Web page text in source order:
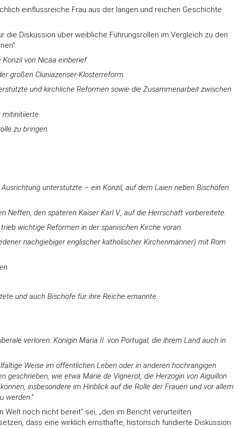
einflussreiche Frau aus der langen und reichen Geschichte
Diskussion über weibliche Führungsrollen im Vergleich zu den
von Nicäa einberief.
großen Cluniazenser-Klosterreform.
und kirchliche Reformen sowie die Zusammenarbeit zwischen
mitinitiierte.
zu bringen.
unterstützte – ein Konzil, auf dem Laien neben Bischöfen
den späteren Kaiser Karl V., auf die Herrschaft vorbereitete.
wichtige Reformen in der spanischen Kirche voran.
nachgiebiger englischer katholischer Kirchenmänner) mit Rom
und auch Bischöfe für ihre Reiche ernannte.
verloren: Königin Maria II. von Portugal, die ihrem Land auch in
Weise im öffentlichen Leben oder in anderen hochrangigen
geschrieben, wie etwa Marie de Vignerot, die Herzogin von Aiguillon
insbesondere im Hinblick auf die Rolle der Frauen und vor allem
werden.“
Welt noch nicht bereit“ sei, „den im Bericht verurteilten
dass eine wirklich ernsthafte, historisch fundierte Diskussion